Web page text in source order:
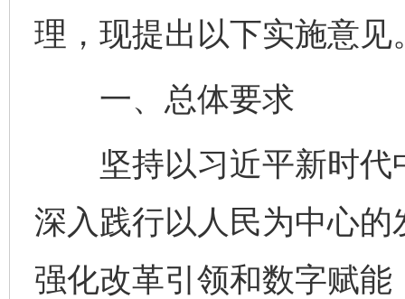
理，现提出以下实施意见
一、总体要求
坚持以习近平新时代
深入践行以人民为中心
强化改革引领和数字赋